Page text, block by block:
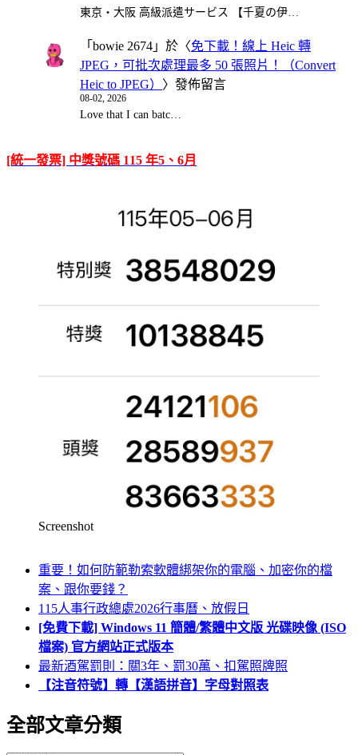
東京・大阪 高級派遣サービス 【千夏の伊…
「 bowie 2674 」於〈免下載！線上 Heic 轉
JPEG，可批次處理最多 50 張照片！（Convert
Heic to JPEG） 〉發佈留言
08-02, 2026
Love that I can batc…
[統一發票] 中獎號碼 115 年5、6月
Screenshot
重要！如何防範勒索軟體綁架你的電腦、加密你的檔
案、跟你要錢？
115人事行政總處2026行事曆、放假日
[免費下載] Windows 11 簡體/繁體中文版 光碟映像 (ISO
檔案) 官方網站正式版本
最新酒駕罰則：關3年、罰30萬、扣駕照牌照
【注音符號】轉【漢語拼音】字母對照表
全部文章分類